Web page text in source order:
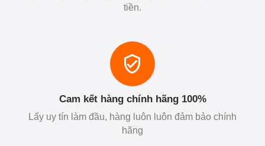
tiền.
Cam kết hàng chính hãng 100%
Lấy uy tín làm đầu, hàng luôn luôn đảm bảo chính
hãng